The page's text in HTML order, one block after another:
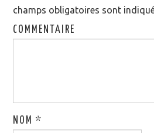
champs obligatoires sont
COMMENTAIRE
NOM*